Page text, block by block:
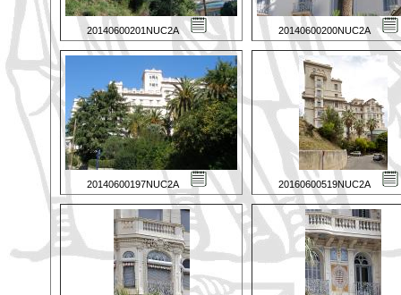
20140600201NUC2A 20140600200NUC2A
20140600197NUC2A 20160600519NUC2A